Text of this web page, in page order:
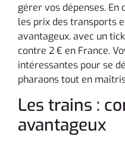
gérer vos dépenses. En
les prix des transports
avantageux, avec un
contre 2 € en France.
intéressantes pour se
pharaons tout en
Les trains :
avantageux